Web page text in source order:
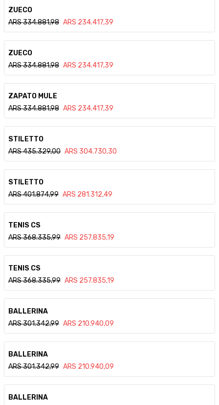
ZUECO
ARS334.881,98 ARS 234.417,39
ZUECO
ARS334.881,98 ARS 234.417,39
ZAPATO MULE
ARS334.881,98 ARS 234.417,39
STILETTO
ARS435.329,00 ARS 304.730,30
STILETTO
ARS401.874,99 ARS 281.312,49
TENIS CS
ARS368.335,99 ARS 257.835,19
TENIS CS
ARS368.335,99 ARS 257.835,19
BALLERINA
ARS301.342,99 ARS 210.940,09
BALLERINA
ARS301.342,99 ARS 210.940,09
BALLERINA